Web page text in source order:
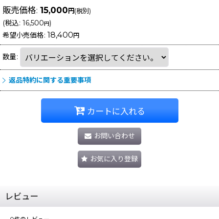
販売価格: 15,000円(税別)
(税込: 16,500 円)
希望小売価格: 18,400 円
数量:
返品特約に関する重要事項
カートに入れる
お問い合わせ
お気に入り登録
レビュー